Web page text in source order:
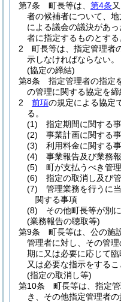
第7条
町長等は、 第4条
者の候補者について、
による議会の議決があ
者に指定するものとする
2
町長等は、指定管理者
示しなければならない。
(協定の締結)
第8条
指定管理者の指定
の管理に関する協定を締
2
前項の規定による協定
る。
(1)
指定期間に関する
(2)
事業計画に関する
(3)
利用料金に関する
(4)
事業報告及び業務
(5)
町が支払うべき管
(6)
指定の取消し及び
(7)
管理業務を行うに
関する事項
(8)
その他町長等が別
(業務報告の聴取等)
第9条
町長等は、公の施
管理者に対し、その管
期に又は必要に応じて臨
又は必要な指示をするこ
(指定の取消し等)
第10条
町長等は、指定
き、その他指定管理者